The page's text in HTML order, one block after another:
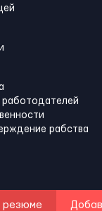
работодателей
рабства
резюме